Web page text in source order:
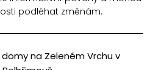
podléhat změnám.
na Zeleném Vrchu v